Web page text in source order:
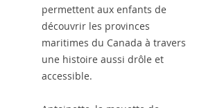
permettent aux enfants de
découvrir les provinces
maritimes du Canada à travers
une histoire aussi drôle et
accessible.